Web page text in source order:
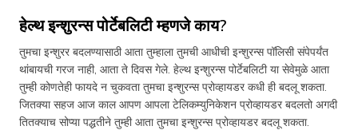
हेल्थ इन्शुरन्स पोर्टेबलिटी म्हणजे काय?
तुमचा इन्शुरर बदलण्यासाठी आता तुम्हाला तुमची आधीची इन्शुरन्स पॉलिसी संपेपर्यंत
थांबायची गरज नाही, आता ते दिवस गेले. हेल्थ इन्शुरन्स पोर्टेबलिटी या सेवेमुळे आता
तुम्ही कोणतेही फायदे न चुकवता तुमचा इन्शुरन्स प्रोव्हायडर कधी ही बदलू शकता.
जितक्या सहज आज काल आपण आपला टेलिकम्युनिकेशन प्रोव्हायडर बदलतो अगदी
तितक्याच सोप्या पद्धतीने तुम्ही आता तुमचा इन्शुरन्स प्रोव्हायडर बदलू शकता.